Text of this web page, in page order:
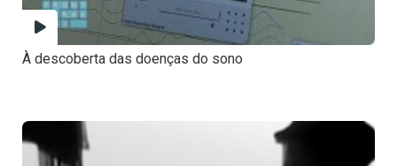
À descoberta das doenças do sono